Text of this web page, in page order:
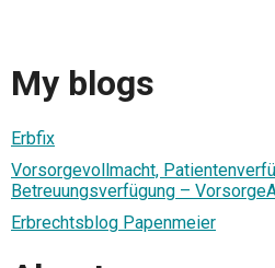
My blogs
Erbfix
Vorsorgevollmacht,
Betreuungsverfügung –
Erbrechtsblog Papenmeier